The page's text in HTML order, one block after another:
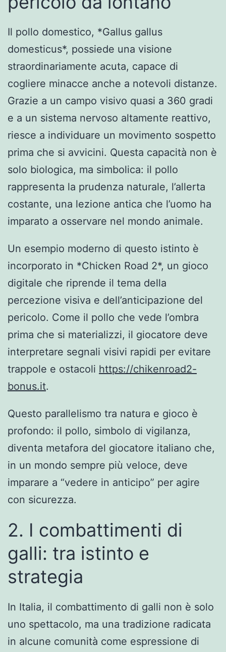
Il pollo domestico, *Gallus gallus
domesticus*, possiede una visione
straordinariamente acuta, capace di
cogliere minacce anche a notevoli distanze.
Grazie a un campo visivo quasi a 360 gradi
e a un sistema nervoso altamente reattivo,
riesce a individuare un movimento sospetto
prima che si avvicini. Questa capacità non è
solo biologica, ma simbolica: il pollo
rappresenta la prudenza naturale, l’allerta
costante, una lezione antica che l’uomo ha
imparato a osservare nel mondo animale.
Un esempio moderno di questo istinto è
incorporato in *Chicken Road 2*, un gioco
digitale che riprende il tema della
percezione visiva e dell’anticipazione del
pericolo. Come il pollo che vede l’ombra
prima che si materializzi, il giocatore deve
interpretare segnali visivi rapidi per evitare
trappole e ostacoli https://chikenroad2-
bonus.it.
Questo parallelismo tra natura e gioco è
profondo: il pollo, simbolo di vigilanza,
diventa metafora del giocatore italiano che,
in un mondo sempre più veloce, deve
imparare a “vedere in anticipo” per agire
con sicurezza.
2. I combattimenti di
galli: tra istinto e
strategia
In Italia, il combattimento di galli non è solo
uno spettacolo, ma una tradizione radicata
in alcune comunità come espressione di